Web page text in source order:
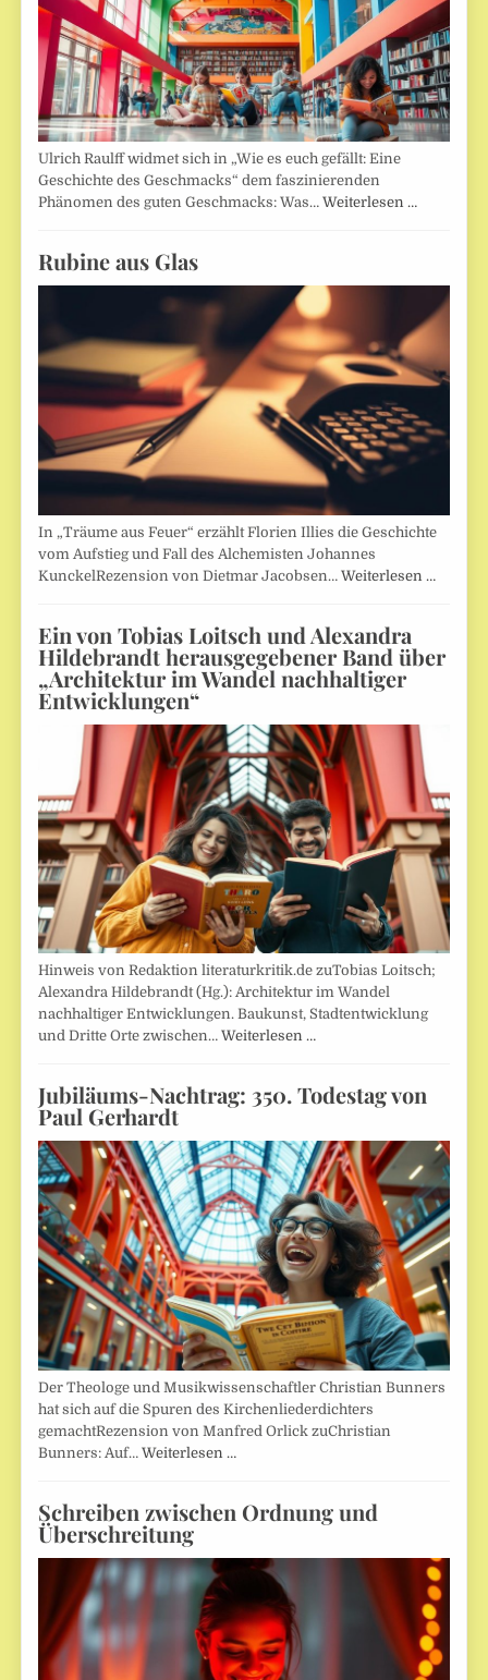
Ulrich Raulff widmet sich in „Wie es euch gefällt: Eine
Geschichte des Geschmacks“ dem faszinierenden
Phänomen des guten Geschmacks: Was…Weiterlesen …
Rubine aus Glas
In „Träume aus Feuer“ erzählt Florien Illies die Geschichte
vom Aufstieg und Fall des Alchemisten Johannes
KunckelRezension von Dietmar Jacobsen…Weiterlesen …
Ein von Tobias Loitsch und Alexandra
Hildebrandt herausgegebener Band über
„Architektur im Wandel nachhaltiger
Entwicklungen“
Hinweis von Redaktion literaturkritik.de zuTobias Loitsch;
Alexandra Hildebrandt (Hg.): Architektur im Wandel
nachhaltiger Entwicklungen. Baukunst, Stadtentwicklung
und Dritte Orte zwischen…Weiterlesen …
Jubiläums-Nachtrag: 350. Todestag von
Paul Gerhardt
Der Theologe und Musikwissenschaftler Christian Bunners
hat sich auf die Spuren des Kirchenliederdichters
gemachtRezension von Manfred Orlick zuChristian
Bunners: Auf…Weiterlesen …
Schreiben zwischen Ordnung und
Überschreitung